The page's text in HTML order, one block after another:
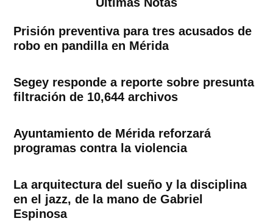
Ultimas Notas
Prisión preventiva para tres acusados de
robo en pandilla en Mérida
Segey responde a reporte sobre presunta
filtración de 10,644 archivos
Ayuntamiento de Mérida reforzará
programas contra la violencia
La arquitectura del sueño y la disciplina
en el jazz, de la mano de Gabriel
Espinosa